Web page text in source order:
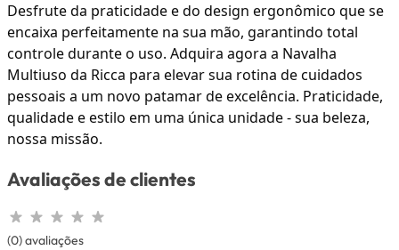
Desfrute da praticidade e do design ergonômico que se
encaixa perfeitamente na sua mão, garantindo total
controle durante o uso. Adquira agora a Navalha
Multiuso da Ricca para elevar sua rotina de cuidados
pessoais a um novo patamar de excelência. Praticidade,
qualidade e estilo em uma única unidade - sua beleza,
nossa missão.
Avaliações de clientes
(0) avaliações